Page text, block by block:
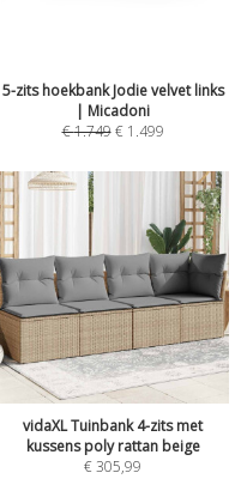
5-zits hoekbank Jodie velvet links
| Micadoni
€1.749 € 1.499
vidaXL Tuinbank 4-zits met
kussens poly rattan beige
€305,99